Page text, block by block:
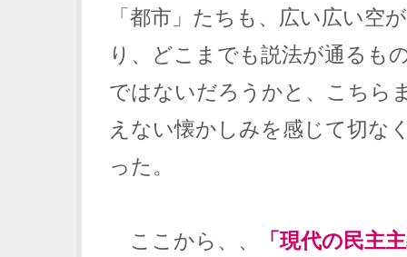
「都市」たちも、広い広い空
り、どこまでも説法が通るも
ではないだろうかと、こちら
えない懐かしみを感じて切な
った。
ここから、、
「現代の民主